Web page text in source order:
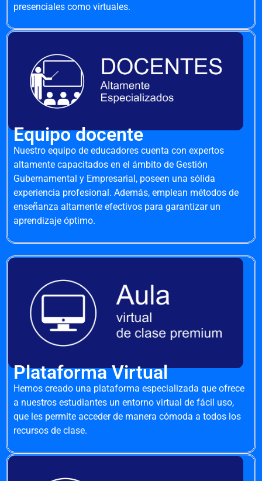
presenciales como virtuales.
Equipo docente
Nuestro equipo de educadores cuenta con expertos
altamente capacitados en el ámbito de Gestión
Gubernamental y Empresarial, poseen una sólida
experiencia profesional. Además, emplean métodos de
enseñanza altamente efectivos para garantizar un
aprendizaje óptimo.
Plataforma Virtual
Hemos creado una plataforma especializada que ofrece
a nuestros estudiantes un entorno virtual de fácil uso,
que les permite acceder de manera cómoda a todos los
recursos de clase.